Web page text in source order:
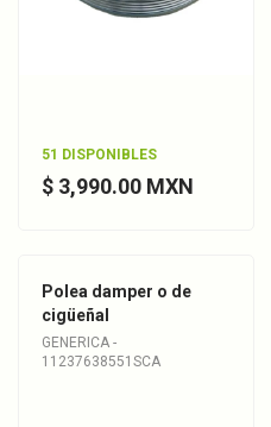
51 DISPONIBLES
$ 3,990.00 MXN
Polea damper o de
cigüeñal
GENERICA -
11237638551SCA